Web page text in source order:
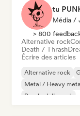
tu
Média /
> 800
Alternative rock
Death / Thrash
Écrire des articles
Alternative rock
Metal / Heavy
Psychedelic rock